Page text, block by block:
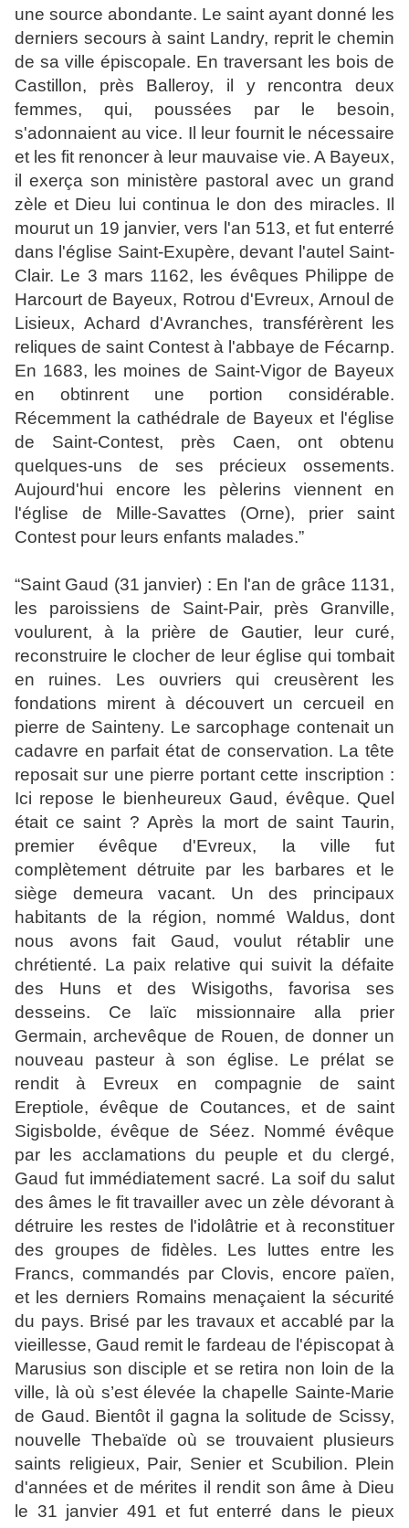
une source abondante. Le saint ayant donné les
derniers secours à saint Landry, reprit le chemin
de sa ville épiscopale. En traversant les bois de
Castillon, près Balleroy, il y rencontra deux
femmes, qui, poussées par le besoin,
s'adonnaient au vice. Il leur fournit le nécessaire
et les fit renoncer à leur mauvaise vie. A Bayeux,
il exerça son ministère pastoral avec un grand
zèle et Dieu lui continua le don des miracles. Il
mourut un 19 janvier, vers l'an 513, et fut enterré
dans l'église Saint-Exupère, devant l'autel Saint-
Clair. Le 3 mars 1162, les évêques Philippe de
Harcourt de Bayeux, Rotrou d'Evreux, Arnoul de
Lisieux, Achard d'Avranches, transférèrent les
reliques de saint Contest à l'abbaye de Fécarnp.
En 1683, les moines de Saint-Vigor de Bayeux
en obtinrent une portion considérable.
Récemment la cathédrale de Bayeux et l'église
de Saint-Contest, près Caen, ont obtenu
quelques-uns de ses précieux ossements.
Aujourd'hui encore les pèlerins viennent en
l'église de Mille-Savattes (Orne), prier saint
Contest pour leurs enfants malades.”
“Saint Gaud (31 janvier) : En l'an de grâce 1131,
les paroissiens de Saint-Pair, près Granville,
voulurent, à la prière de Gautier, leur curé,
reconstruire le clocher de leur église qui tombait
en ruines. Les ouvriers qui creusèrent les
fondations mirent à découvert un cercueil en
pierre de Sainteny. Le sarcophage contenait un
cadavre en parfait état de conservation. La tête
reposait sur une pierre portant cette inscription :
Ici repose le bienheureux Gaud, évêque. Quel
était ce saint ? Après la mort de saint Taurin,
premier évêque d'Evreux, la ville fut
complètement détruite par les barbares et le
siège demeura vacant. Un des principaux
habitants de la région, nommé Waldus, dont
nous avons fait Gaud, voulut rétablir une
chrétienté. La paix relative qui suivit la défaite
des Huns et des Wisigoths, favorisa ses
desseins. Ce laïc missionnaire alla prier
Germain, archevêque de Rouen, de donner un
nouveau pasteur à son église. Le prélat se
rendit à Evreux en compagnie de saint
Ereptiole, évêque de Coutances, et de saint
Sigisbolde, évêque de Séez. Nommé évêque
par les acclamations du peuple et du clergé,
Gaud fut immédiatement sacré. La soif du salut
des âmes le fit travailler avec un zèle dévorant à
détruire les restes de l'idolâtrie et à reconstituer
des groupes de fidèles. Les luttes entre les
Francs, commandés par Clovis, encore païen,
et les derniers Romains menaçaient la sécurité
du pays. Brisé par les travaux et accablé par la
vieillesse, Gaud remit le fardeau de l'épiscopat à
Marusius son disciple et se retira non loin de la
ville, là où s’est élevée la chapelle Sainte-Marie
de Gaud. Bientôt il gagna la solitude de Scissy,
nouvelle Thebaïde où se trouvaient plusieurs
saints religieux, Pair, Senier et Scubilion. Plein
d'années et de mérites il rendit son âme à Dieu
le 31 janvier 491 et fut enterré dans le pieux